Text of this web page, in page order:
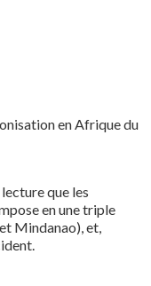
en Afrique du
que les
en une triple
Mindanao), et,